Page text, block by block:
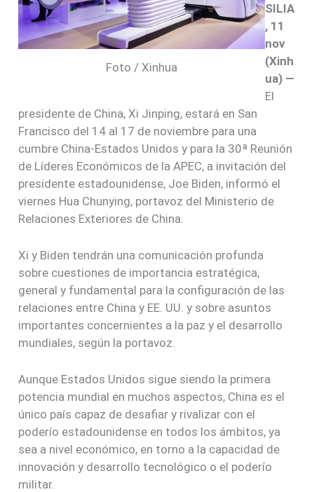
Foto / Xinhua
SILIA
, 11
nov
(Xinh
ua) —
El
presidente de China, Xi Jinping, estará en San
Francisco del 14 al 17 de noviembre para una
cumbre China-Estados Unidos y para la 30ª Reunión
de Líderes Económicos de la APEC, a invitación del
presidente estadounidense, Joe Biden, informó el
viernes Hua Chunying, portavoz del Ministerio de
Relaciones Exteriores de China.
Xi y Biden tendrán una comunicación profunda
sobre cuestiones de importancia estratégica,
general y fundamental para la configuración de las
relaciones entre China y EE. UU. y sobre asuntos
importantes concernientes a la paz y el desarrollo
mundiales, según la portavoz.
Aunque Estados Unidos sigue siendo la primera
potencia mundial en muchos aspectos, China es el
único país capaz de desafiar y rivalizar con el
poderío estadounidense en todos los ámbitos, ya
sea a nivel económico, en torno a la capacidad de
innovación y desarrollo tecnológico o el poderío
militar.